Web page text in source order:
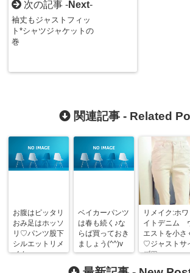
次の記事 -Next-
袖丈もジャストフィッ
ト*シャツジャケットの
巻
関連記事 - Related
お腹はピッタリ
おみ足はホッソ
リ♡パンツ股下
シルエットリメ
イク
ベイカーパンツ
は春も続く♪な
らば買っておき
ましょう(^^)v
リメイク:ホワ
イトデニム
エストを小さ
♡ジャストサ
ズ♡